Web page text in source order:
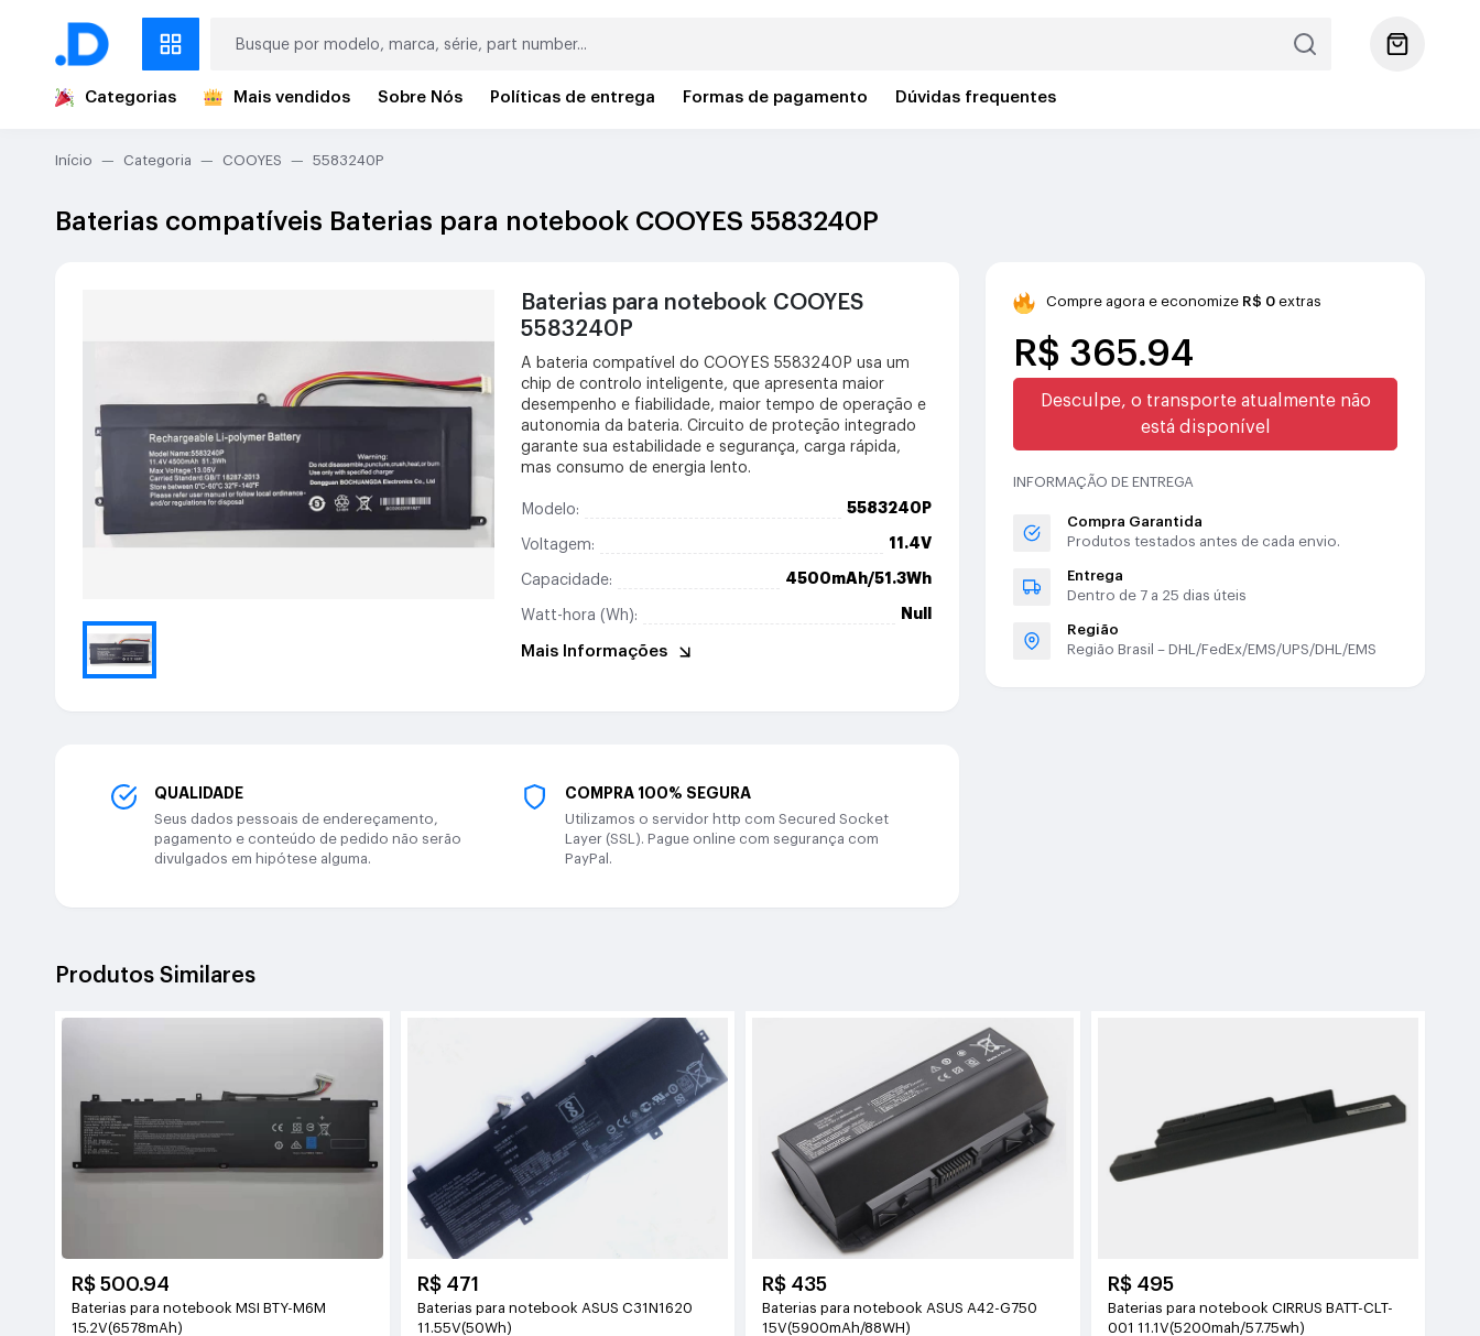
Categorias Mais vendidos Sobre Nós Políticas de entrega Formas de pagamento Dúvidas frequentes
Início Categoria COOYES 5583240P
Baterias compatíveis Baterias para notebook COOYES 5583240P
Baterias para notebook COOYES
5583240P
A bateria compatível do COOYES 5583240P usa um
chip de controlo inteligente, que apresenta maior
desempenho e fiabilidade, maior tempo de operação e
autonomia da bateria. Circuito de proteção integrado
garante sua estabilidade e segurança, carga rápida,
mas consumo de energia lento.
Modelo: 5583240P
Voltagem: 11.4V
Capacidade: 4500mAh/51.3Wh
Watt-hora (Wh): Null
Mais Informações
QUALIDADE
Seus dados pessoais de endereçamento,
pagamento e conteúdo de pedido não serão
divulgados em hipótese alguma.
COMPRA 100% SEGURA
Utilizamos o servidor http com Secured Socket
Layer (SSL). Pague online com segurança com
PayPal.
Compre agora e economize R$ 0extras
R$ 365.94
Desculpe, o transporte atualmente não
está disponível
INFORMAÇÃO DE ENTREGA
Compra Garantida
Produtos testados antes de cada envio.
Entrega
Dentro de 7 a 25 dias úteis
Região
Região Brasil – DHL/FedEx/EMS/UPS/DHL/EMS
Produtos Similares
R$ 500.94
Baterias para notebook MSI BTY-M6M
15.2V(6578mAh)
R$ 471
Baterias para notebook ASUS C31N1620
11.55V(50Wh)
R$ 435
Baterias para notebook ASUS A42-G750
15V(5900mAh/88WH)
R$ 495
Baterias para notebook CIRRUS BATT-CLT-
001 11.1V(5200mah/57.75wh)